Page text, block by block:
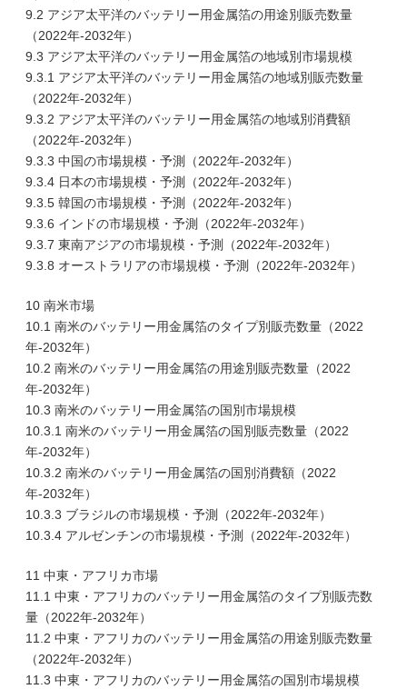
9.2 アジア太平洋のバッテリー用金属箔の用途別販売数量
（2022年-2032年）
9.3 アジア太平洋のバッテリー用金属箔の地域別市場規模
9.3.1 アジア太平洋のバッテリー用金属箔の地域別販売数量
（2022年-2032年）
9.3.2 アジア太平洋のバッテリー用金属箔の地域別消費額
（2022年-2032年）
9.3.3 中国の市場規模・予測（2022年-2032年）
9.3.4 日本の市場規模・予測（2022年-2032年）
9.3.5 韓国の市場規模・予測（2022年-2032年）
9.3.6 インドの市場規模・予測（2022年-2032年）
9.3.7 東南アジアの市場規模・予測（2022年-2032年）
9.3.8 オーストラリアの市場規模・予測（2022年-2032年）
10 南米市場
10.1 南米のバッテリー用金属箔のタイプ別販売数量（2022
年-2032年）
10.2 南米のバッテリー用金属箔の用途別販売数量（2022
年-2032年）
10.3 南米のバッテリー用金属箔の国別市場規模
10.3.1 南米のバッテリー用金属箔の国別販売数量（2022
年-2032年）
10.3.2 南米のバッテリー用金属箔の国別消費額（2022
年-2032年）
10.3.3 ブラジルの市場規模・予測（2022年-2032年）
10.3.4 アルゼンチンの市場規模・予測（2022年-2032年）
11 中東・アフリカ市場
11.1 中東・アフリカのバッテリー用金属箔のタイプ別販売数
量（2022年-2032年）
11.2 中東・アフリカのバッテリー用金属箔の用途別販売数量
（2022年-2032年）
11.3 中東・アフリカのバッテリー用金属箔の国別市場規模